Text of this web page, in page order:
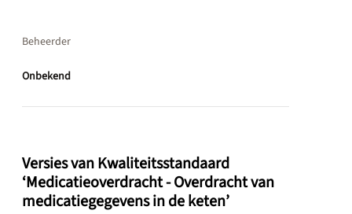
Beheerder
Onbekend
Versies van Kwaliteitsstandaard
‘Medicatieoverdracht - Overdracht van
medicatiegegevens in de keten’